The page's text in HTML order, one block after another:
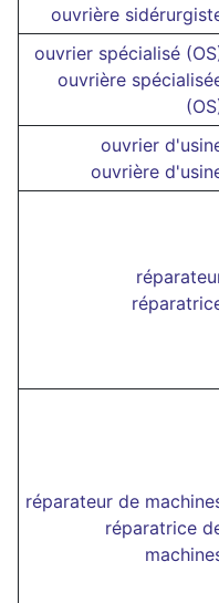
ouvrière
ouvrier spécialisé
ouvrière
ouvrier
ouvrière
réparateur de
réparatrice